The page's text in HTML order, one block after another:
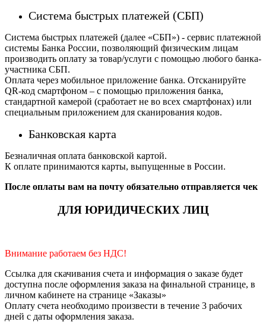
Система быстрых платежей (СБП)
Система быстрых платежей (далее «СБП») - сервис платежной
системы Банка России, позволяющий физическим лицам
производить оплату за товар/услуги с помощью любого банка-
участника СБП.
Оплата через мобильное приложение банка. Отсканируйте
QR-код смартфоном – с помощью приложения банка,
стандартной камерой (сработает не во всех смартфонах) или
специальным приложением для сканирования кодов.
Банковская карта
Безналичная оплата банковской картой.
К оплате принимаются карты, выпущенные в России.
После оплаты вам на почту обязательно отправляется чек
ДЛЯ ЮРИДИЧЕСКИХ ЛИЦ
Внимание работаем без НДС!
Ссылка для скачивания счета и информация о заказе будет
доступна после оформления заказа на финальной странице, в
личном кабинете на странице «Заказы»
Оплату счета необходимо произвести в течение 3 рабочих
дней с даты оформления заказа.